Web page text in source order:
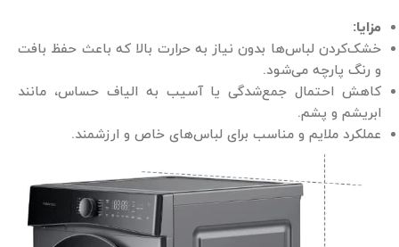
مزایا:
خشک‌کردن لباس‌ها بدون نیاز به حرارت بالا که باعث حفظ بافت
و رنگ پارچه می‌شود.
کاهش احتمال جمع‌شدگی یا آسیب به الیاف حساس، مانند
ابریشم و پشم.
عملکرد ملایم و مناسب برای لباس‌های خاص و ارزشمند.